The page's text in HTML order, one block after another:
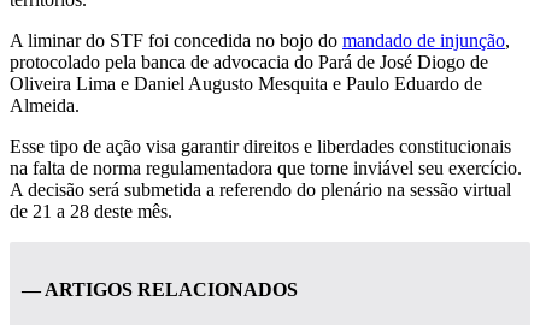
A liminar do STF foi concedida no bojo do mandado de injunção,
protocolado pela banca de advocacia do Pará de José Diogo de
Oliveira Lima e Daniel Augusto Mesquita e Paulo Eduardo de
Almeida.
Esse tipo de ação visa garantir direitos e liberdades constitucionais
na falta de norma regulamentadora que torne inviável seu exercício.
A decisão será submetida a referendo do plenário na sessão virtual
de 21 a 28 deste mês.
— ARTIGOS RELACIONADOS